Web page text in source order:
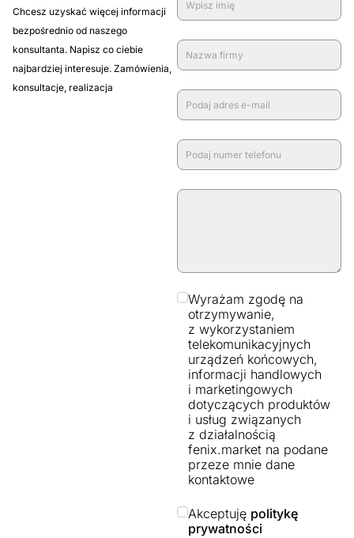
Chcesz uzyskać więcej informacji
bezpośrednio od naszego
konsultanta. Napisz co ciebie
najbardziej interesuje. Zamówienia,
konsultacje, realizacja
Wyrażam zgodę na
otrzymywanie,
z wykorzystaniem
telekomunikacyjnych
urządzeń końcowych,
informacji handlowych
i marketingowych
dotyczących produktów
i usług związanych
z działalnością
fenix.market na podane
przeze mnie dane
kontaktowe
Akceptuję politykę
prywatności